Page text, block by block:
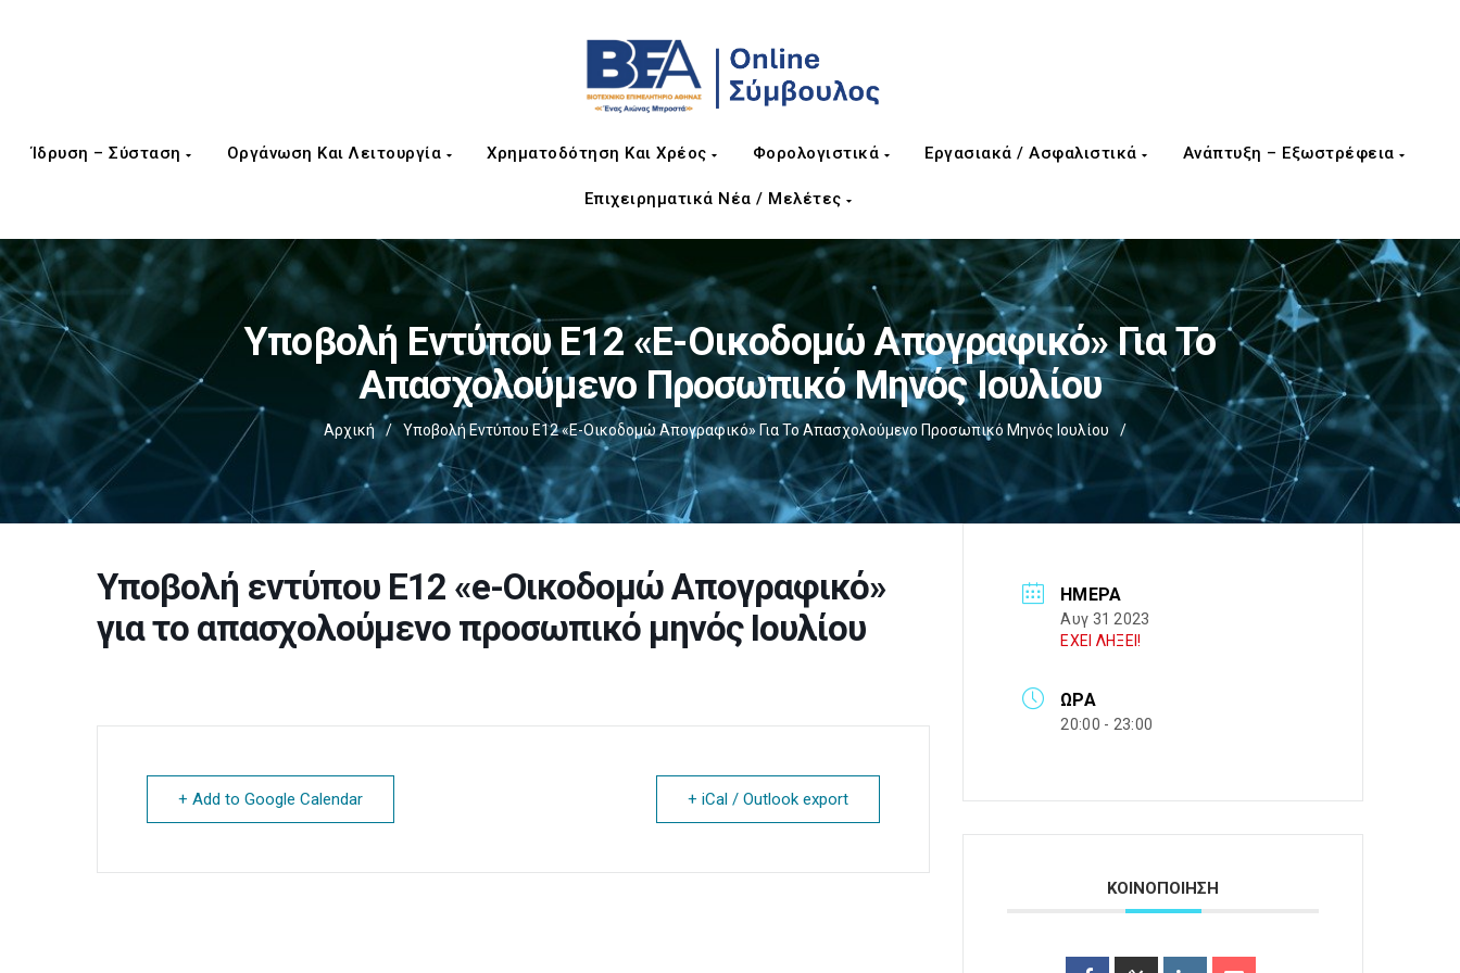
Ίδρυση – Σύσταση Οργάνωση Και Λειτουργία Χρηματοδότηση Και Χρέος Φορολογιστικά Εργασιακά / Ασφαλιστικά Ανάπτυξη – Εξωστρέφεια
Επιχειρηματικά Νέα / Μελέτες
Υποβολή Εντύπου Ε12 «e-Οικοδομώ Απογραφικό» Για Το
Απασχολούμενο Προσωπικό Μηνός Ιουλίου
Αρχική / Υποβολή Εντύπου Ε12 «e-Οικοδομώ Απογραφικό» Για Το Απασχολούμενο Προσωπικό Μηνός Ιουλίου /
Υποβολή εντύπου Ε12 «e-Οικοδομώ Απογραφικό»
για το απασχολούμενο προσωπικό μηνός Ιουλίου
+ Add to Google Calendar + iCal / Outlook export
ΗΜΈΡΑ
Αυγ 31 2023
ΕΧΕΙ ΛΗΞΕΙ!
ΏΡΑ
20:00 - 23:00
ΚΟΙΝΟΠΟΙΗΣΗ